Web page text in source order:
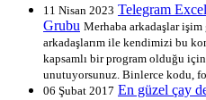
11 Nisan 2023 Telegram
Grubu Merhaba arkadaşlar
arkadaşlarım ile kendimizi bu
kapsamlı bir program olduğu için
unutuyorsunuz. Binlerce kodu,
06 Şubat 2017 En güzel çay